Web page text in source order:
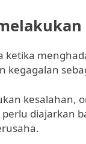
ketika
kegagalan
diajarkan